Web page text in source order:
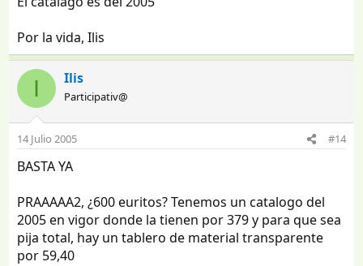
Por la vida, Ilis
I Ilis
Participativ@
14 Julio 2005 #14
BASTA YA
PRAAAAA2, ¿600 euritos? Tenemos un catalogo del
2005 en vigor donde la tienen por 379 y para que sea
pija total, hay un tablero de material transparente
por 59,40